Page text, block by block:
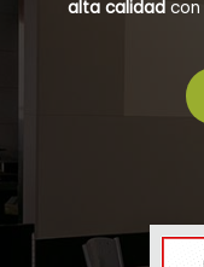
alta calidad con